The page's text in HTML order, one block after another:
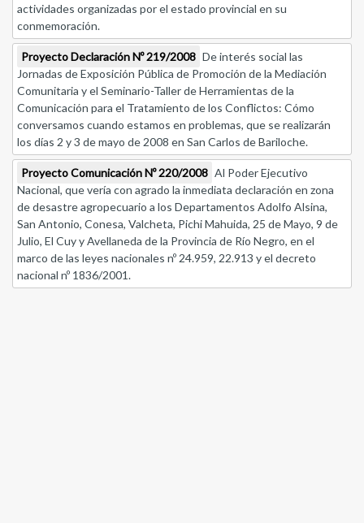
actividades organizadas por el estado provincial en su
conmemoración.
Proyecto Declaración Nº 219/2008 De interés social las
Jornadas de Exposición Pública de Promoción de la Mediación
Comunitaria y el Seminario-Taller de Herramientas de la
Comunicación para el Tratamiento de los Conflictos: Cómo
conversamos cuando estamos en problemas, que se realizarán
los días 2 y 3 de mayo de 2008 en San Carlos de Bariloche.
Proyecto Comunicación Nº 220/2008 Al Poder Ejecutivo
Nacional, que vería con agrado la inmediata declaración en zona
de desastre agropecuario a los Departamentos Adolfo Alsina,
San Antonio, Conesa, Valcheta, Pichi Mahuida, 25 de Mayo, 9 de
Julio, El Cuy y Avellaneda de la Provincia de Río Negro, en el
marco de las leyes nacionales nº 24.959, 22.913 y el decreto
nacional nº 1836/2001.